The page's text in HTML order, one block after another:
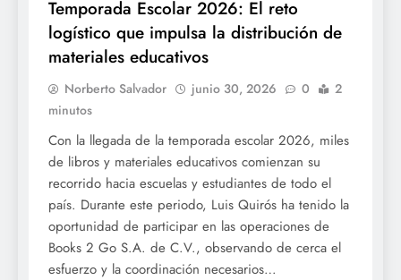
Temporada Escolar 2026: El reto
logístico que impulsa la distribución de
materiales educativos
Norberto Salvador junio 30, 2026 0
2
minutos
Con la llegada de la temporada escolar 2026, miles
de libros y materiales educativos comienzan su
recorrido hacia escuelas y estudiantes de todo el
país. Durante este periodo, Luis Quirós ha tenido la
oportunidad de participar en las operaciones de
Books 2 Go S.A. de C.V., observando de cerca el
esfuerzo y la coordinación necesarios…